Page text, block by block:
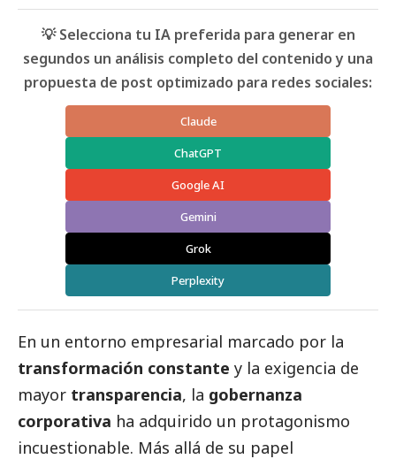
💡 Selecciona tu IA preferida para generar en
segundos un análisis completo del contenido y una
propuesta de post optimizado para redes sociales:
Claude
ChatGPT
Google AI
Gemini
Grok
Perplexity
En un entorno empresarial marcado por la
transformación constante y la exigencia de
mayor transparencia, la gobernanza
corporativa ha adquirido un protagonismo
incuestionable. Más allá de su papel